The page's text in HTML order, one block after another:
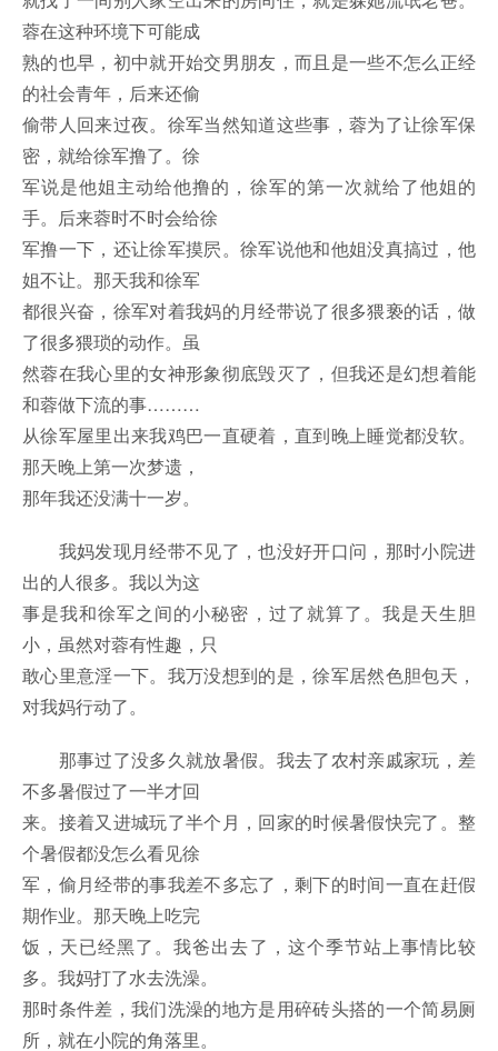
蓉在这种环境下可能成
熟的也早，初中就开始交男朋友，而且是一些不怎么正经
的社会青年，后来还偷
偷带人回来过夜。徐军当然知道这些事，蓉为了让徐军保
密，就给徐军撸了。徐
军说是他姐主动给他撸的，徐军的第一次就给了他姐的
手。后来蓉时不时会给徐
军撸一下，还让徐军摸屄。徐军说他和他姐没真搞过，他
姐不让。那天我和徐军
都很兴奋，徐军对着我妈的月经带说了很多猥亵的话，做
了很多猥琐的动作。虽
然蓉在我心里的女神形象彻底毁灭了，但我还是幻想着能
和蓉做下流的事………
从徐军屋里出来我鸡巴一直硬着，直到晚上睡觉都没软。
那天晚上第一次梦遗，
那年我还没满十一岁。
我妈发现月经带不见了，也没好开口问，那时小院进
出的人很多。我以为这
事是我和徐军之间的小秘密，过了就算了。我是天生胆
小，虽然对蓉有性趣，只
敢心里意淫一下。我万没想到的是，徐军居然色胆包天，
对我妈行动了。
那事过了没多久就放暑假。我去了农村亲戚家玩，差
不多暑假过了一半才回
来。接着又进城玩了半个月，回家的时候暑假快完了。整
个暑假都没怎么看见徐
军，偷月经带的事我差不多忘了，剩下的时间一直在赶假
期作业。那天晚上吃完
饭，天已经黑了。我爸出去了，这个季节站上事情比较
多。我妈打了水去洗澡。
那时条件差，我们洗澡的地方是用碎砖头搭的一个简易厕
所，就在小院的角落里。